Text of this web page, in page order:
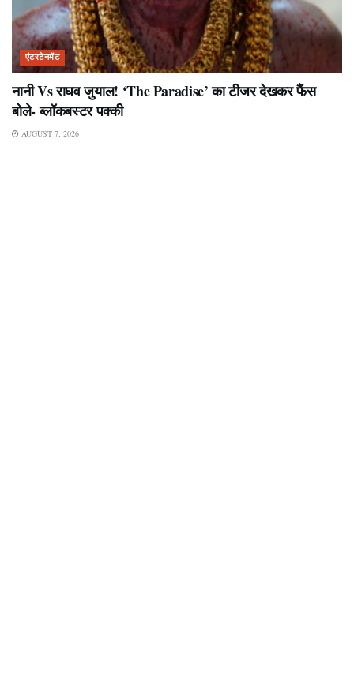
एंटरटेनमेंट
नानी Vs राघव जुयाल! ‘The Paradise’ का टीजर देखकर फैंस
बोले- ब्लॉकबस्टर पक्की
AUGUST 7, 2026